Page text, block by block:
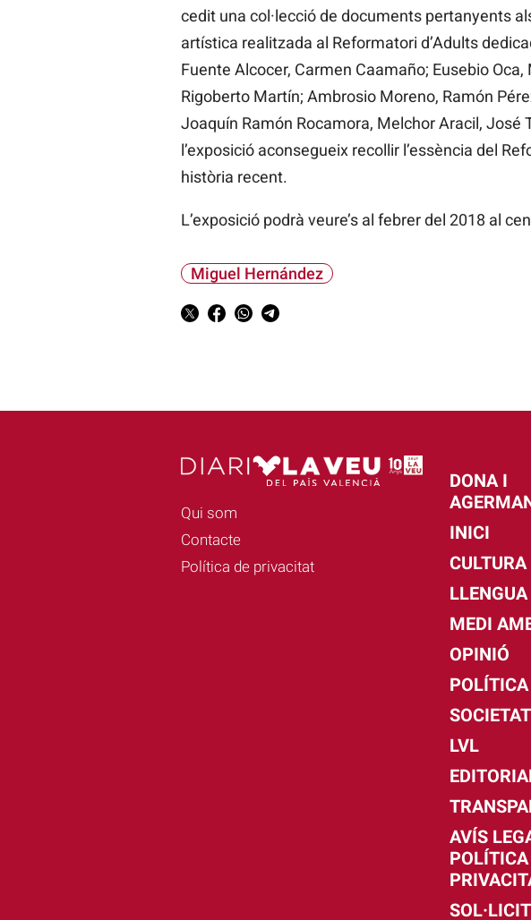
cedit una col·lecció de documents pertanyents
artística realitzada al Reformatori d’Adults
Fuente Alcocer, Carmen Caamaño; Eusebio
Rigoberto Martín; Ambrosio Moreno, Ramón
Joaquín Ramón Rocamora, Melchor Aracil, José
l’exposició aconsegueix recollir l’essència del
història recent.
L’exposició podrà veure’s al febrer del 2018 al
Miguel Hernández
Qui som
Contacte
Política de privacitat
DONA I
INICI
CULTURA
LLENGUA
MEDI
OPINIÓ
POLÍTICA
SOCIETAT
LVL
AVÍS
POLÍTICA